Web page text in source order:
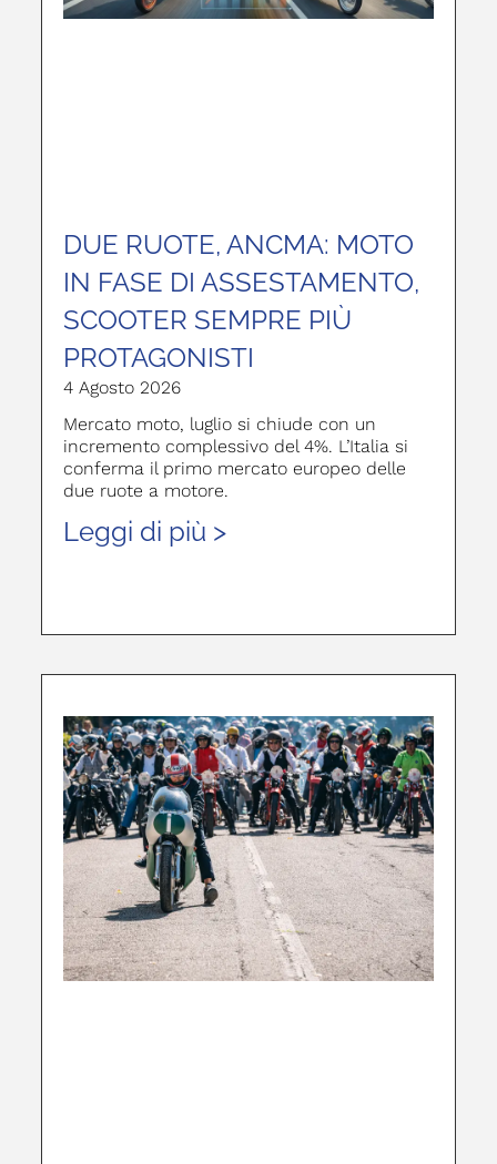
DUE RUOTE, ANCMA: MOTO
IN FASE DI ASSESTAMENTO,
SCOOTER SEMPRE PIÙ
PROTAGONISTI
4 Agosto 2026
Mercato moto, luglio si chiude con un
incremento complessivo del 4%. L’Italia si
conferma il primo mercato europeo delle
due ruote a motore.
Leggi di più >